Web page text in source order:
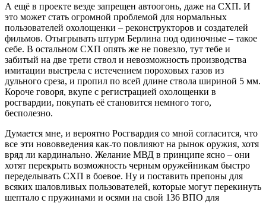
А ещё в проекте везде запрещен автоогонь, даже на СХП. И
это может стать огромной проблемой для нормальных
пользователей охолощенки – реконструкторов и создателей
фильмов. Отыгрывать штурм Берлина под одиночные – такое
себе. В остальном СХП опять же не повезло, тут тебе и
забитый на две трети ствол и невозможность производства
имитации выстрела с истечением пороховых газов из
дульного среза, и пропил по всей длине ствола шириной 5 мм.
Короче говоря, вкупе с регистрацией охолощенки в
росгвардии, покупать её становится немного того,
бесполезно.
Думается мне, и вероятно Росгвардия со мной согласится, что
все эти нововведения как-то повлияют на рынок оружия, хотя
вряд ли кардинально. Желание МВД в принципе ясно – они
хотят перекрыть возможность черным оружейникам быстро
переделывать СХП в боевое. Ну и поставить препоны для
всяких шаловливых пользователей, которые могут перекинуть
шептало с пружинами и осями на свой 136 ВПО для